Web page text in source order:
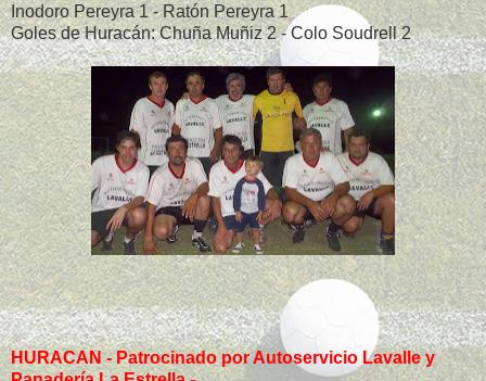
Inodoro Pereyra 1 - Ratón Pereyra 1
Goles de Huracán: Chuña Muñiz 2 - Colo Soudrell 2
HURACAN - Patrocinado por Autoservicio Lavalle y